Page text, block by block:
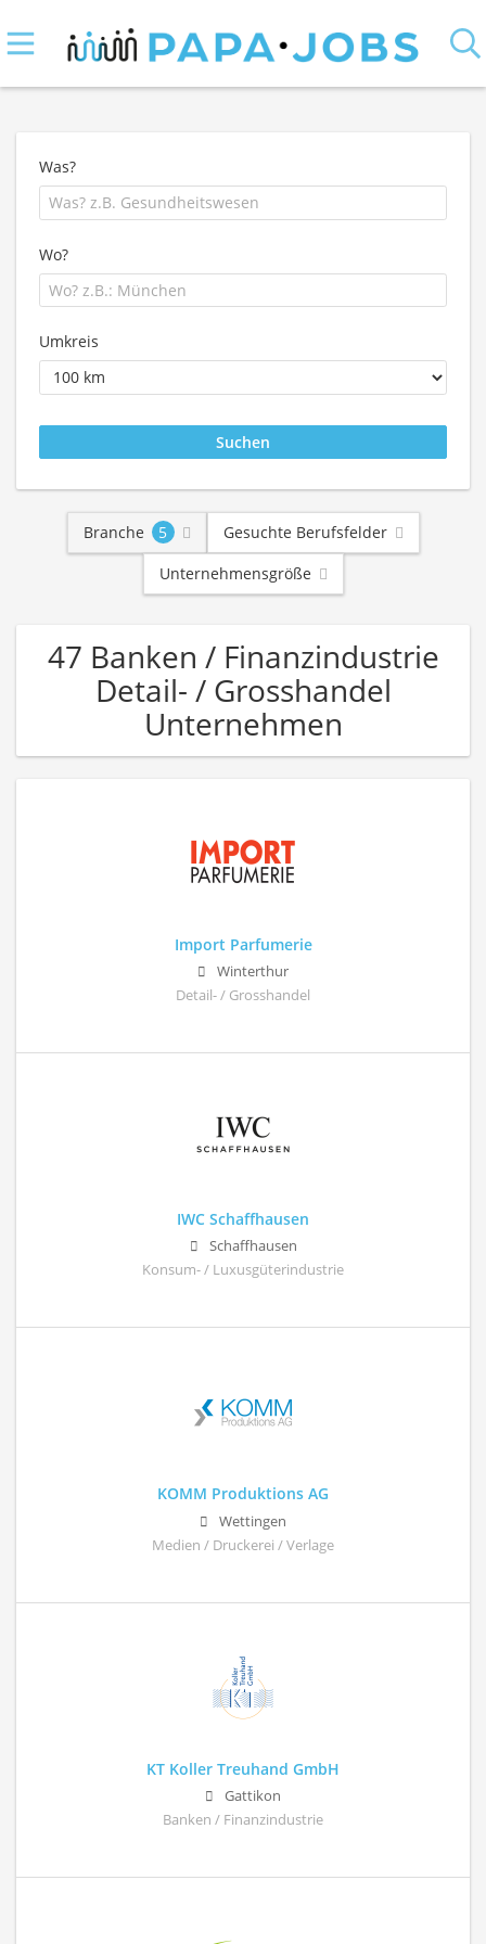
Was?
Wo?
Umkreis
Branche 5
Gesuchte Berufsfelder
Unternehmensgröße
47 Banken / Finanzindustrie
Detail- / Grosshandel
Unternehmen
Import Parfumerie
Winterthur
Detail- / Grosshandel
IWC Schaffhausen
Schaffhausen
Konsum- / Luxusgüterindustrie
KOMM Produktions AG
Wettingen
Medien / Druckerei / Verlage
KT Koller Treuhand GmbH
Gattikon
Banken / Finanzindustrie